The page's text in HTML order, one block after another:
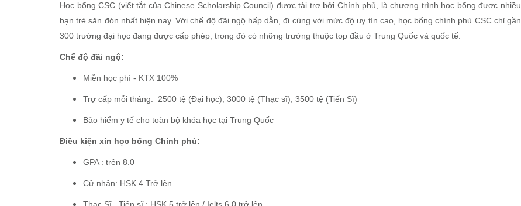
Học bổng CSC (viết tắt của Chinese Scholarship Council) được tài trợ bởi Chính phủ, là chương trình học bổng được nhiều
bạn trẻ săn đón nhất hiện nay. Với chế độ đãi ngộ hấp dẫn, đi cùng với mức độ uy tín cao, học bổng chính phủ CSC chỉ gần
300 trường đại học đang được cấp phép, trong đó có những trường thuộc top đầu ở Trung Quốc và quốc tế.
Chế độ đãi ngộ:
Miễn học phí - KTX 100%
Trợ cấp mỗi tháng: 2500 tệ (Đại học), 3000 tệ (Thạc sĩ), 3500 tệ (Tiến Sĩ)
Bảo hiểm y tế cho toàn bộ khóa học tại Trung Quốc
Điều kiện xin học bổng Chính phủ:
GPA : trên 8.0
Cử nhân: HSK 4 Trở lên